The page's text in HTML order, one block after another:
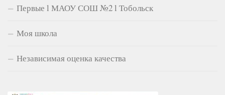
Первые l МАОУ СОШ №2 l Тобольск
Моя школа
Независимая оценка качества